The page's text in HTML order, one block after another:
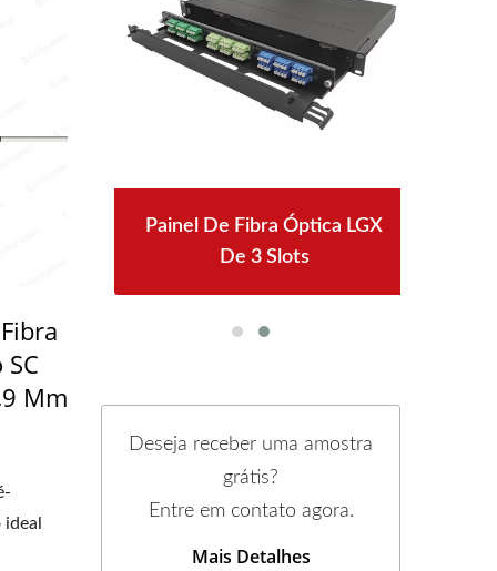
Mm
Painel De Fibra Óptica LGX
De 3 Slots
Deseja receber uma amostra
grátis?
Entre em contato agora.
Mais Detalhes